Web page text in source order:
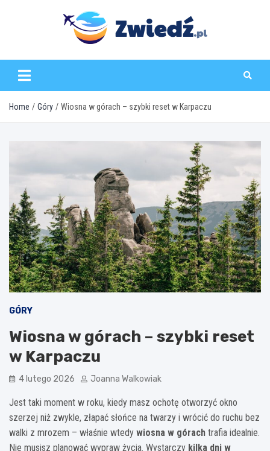
zwiedz.pl
Home Góry Wiosna w górach – szybki reset w Karpaczu
GÓRY
Wiosna w górach – szybki reset
w Karpaczu
4 lutego 2026 Joanna Walkowiak
Jest taki moment w roku, kiedy masz ochotę otworzyć okno
szerzej niż zwykle, złapać słońce na twarzy i wrócić do ruchu bez
walki z mrozem – właśnie wtedy wiosna w górach trafia idealnie.
Nie musisz planować wypraw życia. Wystarczy kilka dni w